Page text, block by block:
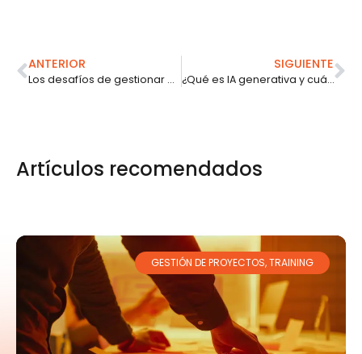
ANTERIOR
Los desafíos de gestionar diferentes generaciones en una empresa
SIGUIENTE
¿Qué es IA generativa y cuál modelo es mejor para tu empresa?
Artículos recomendados
GESTIÓN DE PROYECTOS,TRAINING